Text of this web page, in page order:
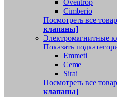
Oventrop
Cimberio
Посмотреть все
клапаны]
Электромагнитные
Показать
Emmeti
Ceme
Sirai
Посмотреть все
клапаны]